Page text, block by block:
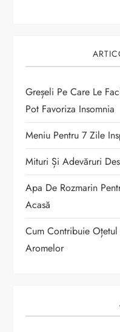
r
t
i
c
o
l
e
Greșeli Pe Care Le
Pot Favoriza Insomnia
Meniu Pentru 7 Zile
Mituri Și Adevăruri
Apa De Rozmarin
Acasă
Cum Contribuie
Aromelor